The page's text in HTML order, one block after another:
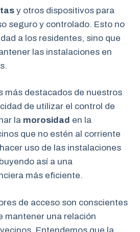
y otros dispositivos para
seguro y controlado. Esto no
a los residentes, sino que
las instalaciones en
más destacados de nuestros
de utilizar el control de
la morosidad en la
que no estén al corriente
uso de las instalaciones
así a una
más eficiente.
de acceso son conscientes
mantener una relación
Entendemos que la